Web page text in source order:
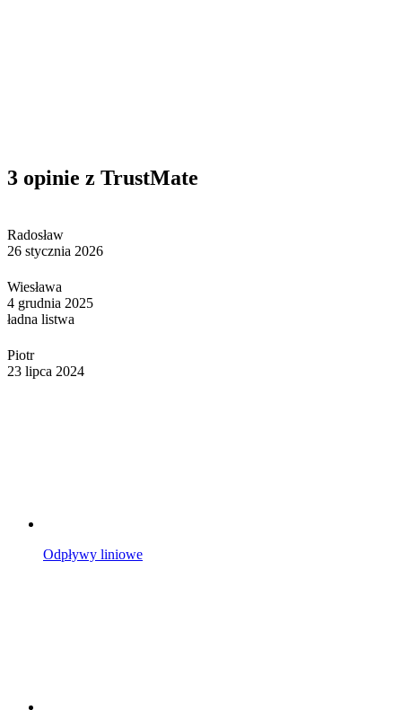
3 opinie z TrustMate
Radosław
26 stycznia 2026
Wiesława
4 grudnia 2025
ładna listwa
Piotr
23 lipca 2024
Odpływy liniowe